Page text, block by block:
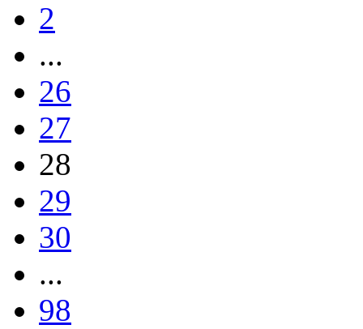
2
...
26
27
28
29
30
...
98